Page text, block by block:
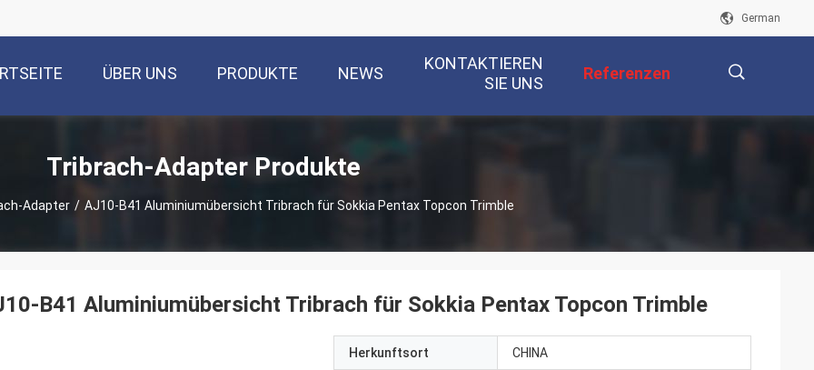
German
ÜBER UNS PRODUKTE NEWS
KONTAKTIEREN
SIE UNS
Referenzen
Tribrach-Adapter Produkte
Adapter / AJ10-B41 Aluminiumübersicht Tribrach für Sokkia Pentax Topcon Trimble
B41 Aluminiumübersicht Tribrach für Sokkia Pentax Topcon Trimble
Herkunftsort CHINA